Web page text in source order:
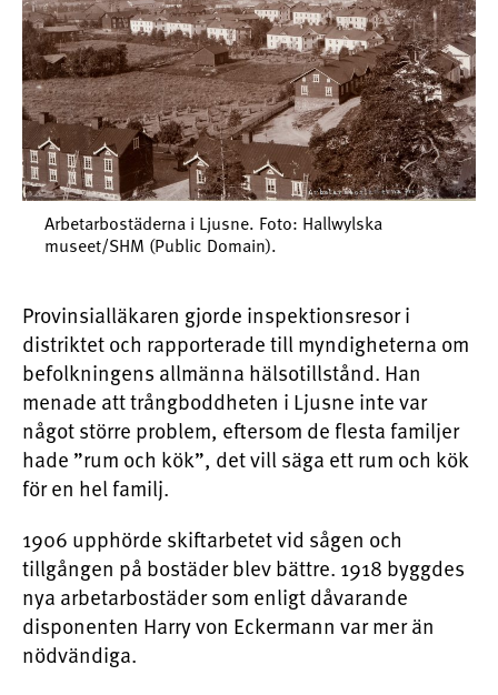
Arbetarbostäderna i Ljusne. Foto: Hallwylska
museet/SHM (Public Domain).
Provinsialläkaren gjorde inspektionsresor i
distriktet och rapporterade till myndigheterna om
befolkningens allmänna hälsotillstånd. Han
menade att trångboddheten i Ljusne inte var
något större problem, eftersom de flesta familjer
hade ”rum och kök”, det vill säga ett rum och kök
för en hel familj.
1906 upphörde skiftarbetet vid sågen och
tillgången på bostäder blev bättre. 1918 byggdes
nya arbetarbostäder som enligt dåvarande
disponenten Harry von Eckermann var mer än
nödvändiga.